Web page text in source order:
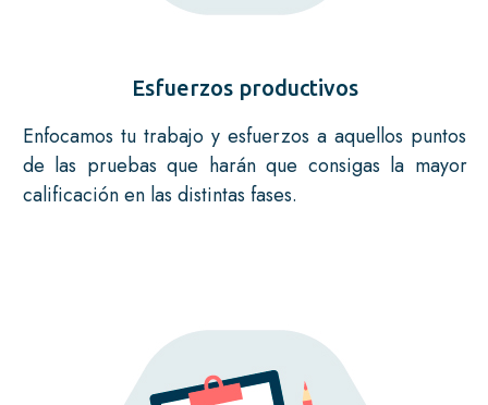
Esfuerzos productivos
Enfocamos tu trabajo y esfuerzos a aquellos puntos
de las pruebas que harán que consigas la mayor
calificación en las distintas fases.